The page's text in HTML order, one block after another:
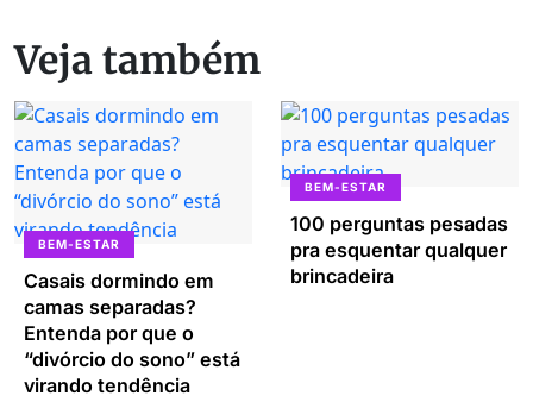
Veja também
BEM-ESTAR
Casais dormindo em
camas separadas?
Entenda por que o
“divórcio do sono” está
virando tendência
BEM-ESTAR
100 perguntas pesadas
pra esquentar qualquer
brincadeira